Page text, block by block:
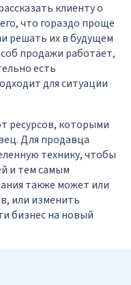
клиенту о
что гораздо проще
решать их в будущем
продажи работает,
есть
для ситуации
ресурсов, которыми
Для продавца
технику, чтобы
и тем самым
также может или
или изменить
бизнес на новый